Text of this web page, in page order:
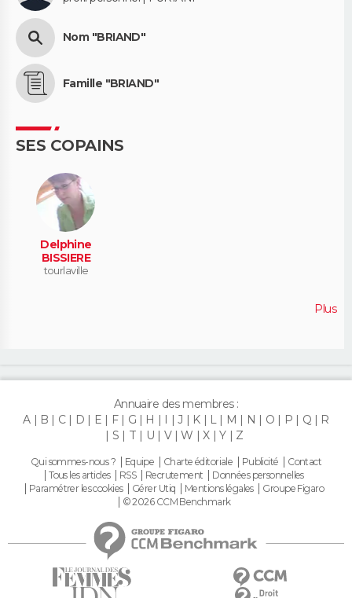
Nom "BRIAND"
Famille "BRIAND"
SES COPAINS
Delphine
BISSIERE
tourlaville
Plus
Annuaire des membres :
A
B C D E F G H I J K L M N O P Q
R
S
T U V W X Y Z
Qui sommes-nous ? Equipe Charte éditoriale Publicité
Contact
Tous les articles
RSS Recrutement
Données personnelles
Paramétrer les cookies
Gérer Utiq Mentions légales
Groupe Figaro
© 2026 CCM Benchmark